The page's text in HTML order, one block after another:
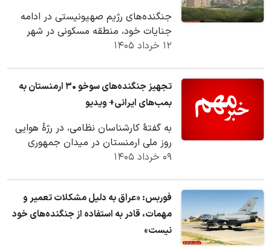
جنگنده‌های رژیم صهیونیستی در ادامه
جنایات خود، منطقه مسکونی در شهر
نبطه، و شهرک‌های «میفدون» و «شوکین»
۱۲ خرداد ۱۴۰۵
تجهیز جنگنده‌های سوخو ۳۰ ارمنستان به
بمب‌های ایرانی+ ویدیو
به گفتهٔ کارشناسان نظامی، در رژهٔ هوایی
روز ملی ارمنستان در میدان جمهوری
۰۹ خرداد ۱۴۰۵
فوربس: «عراق به دلیل مشکلات تعمیر و
مهمات، قادر به استفاده از جنگنده‌های خود
نیست»